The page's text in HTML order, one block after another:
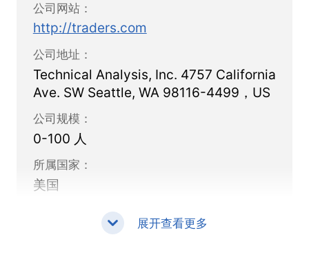
词汇表版权所有的技术术语，概念和主题，从A
到z。
完全可以通过关键字搜索，并定期更新。新手交
易员简要介绍一些技术分析的概念和工具，对新
手交易员有帮助，帮助他们提高和扩展他们的交
易知识。
公司网站：
http://traders.com
公司地址：
Technical Analysis, Inc. 4757 California
Ave. SW Seattle, WA 98116-4499，US
公司规模：
0-100 人
所属国家：
美国
展开查看更多